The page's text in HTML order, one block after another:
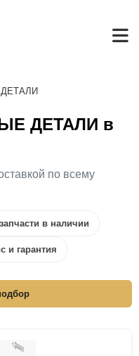
ДЕТАЛИ в
по всему
в наличии
и гарантия